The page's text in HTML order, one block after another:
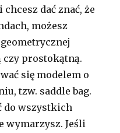
dać znać, że
możesz
prostokątną.
się modelem o
tzw. saddle bag.
do wszystkich
wymarzysz. Jeśli